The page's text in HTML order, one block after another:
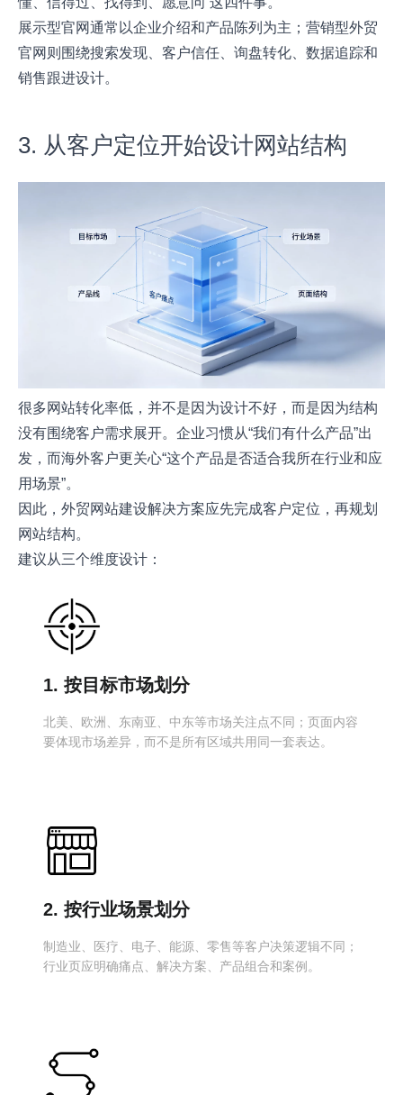
展示型官网通常以企业介绍和产品陈列为主；营销型外贸
官网则围绕搜索发现、客户信任、询盘转化、数据追踪和
销售跟进设计。
3. 从客户定位开始设计网站结构
很多网站转化率低，并不是因为设计不好，而是因为结构
没有围绕客户需求展开。企业习惯从“我们有什么产品”出
发，而海外客户更关心“这个产品是否适合我所在行业和应
用场景”。
因此，外贸网站建设解决方案应先完成客户定位，再规划
网站结构。
建议从三个维度设计：
1. 按目标市场划分
北美、欧洲、东南亚、中东等市场关注点不同；页面内容
要体现市场差异，而不是所有区域共用同一套表达。
2. 按行业场景划分
制造业、医疗、电子、能源、零售等客户决策逻辑不同；
行业页应明确痛点、解决方案、产品组合和案例。